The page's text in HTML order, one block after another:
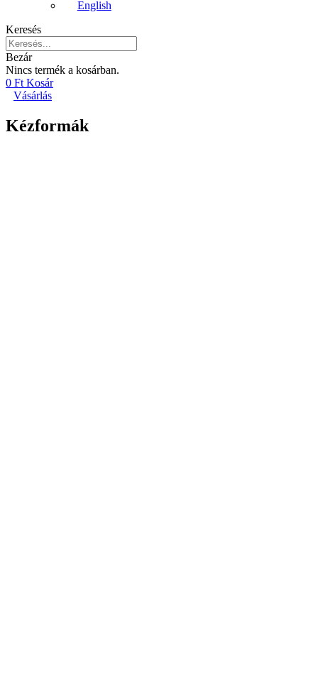
English
Keresés
Bezár
Nincs termék a kosárban.
0 Ft Kosár
Vásárlás
Kézformák